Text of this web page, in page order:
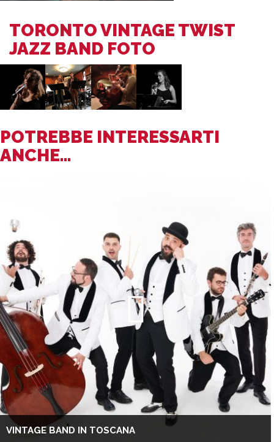
TORONTO VINTAGE TWIST
JAZZ BAND FOTO
POTREBBE INTERESSARTI
ANCHE...
VINTAGE BAND IN TOSCANA